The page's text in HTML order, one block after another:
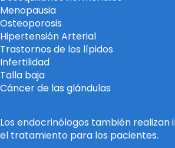
Menopausia
Osteoporosis
Hipertensión Arterial
Trastornos de los lípidos
Infertilidad
Talla baja
Cáncer de las glándulas
Los endocrinólogos también
el tratamiento para los pacientes.